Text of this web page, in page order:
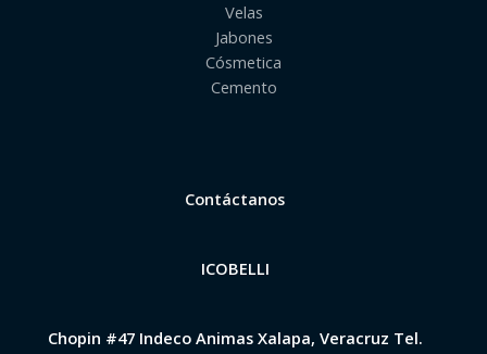
Velas
Jabones
Cósmetica
Cemento
Contáctanos
ICOBELLI
Chopin #47 Indeco Animas Xalapa, Veracruz Tel.